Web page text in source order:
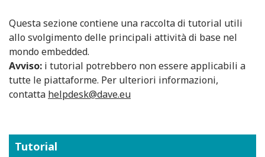
Questa sezione contiene una raccolta di tutorial utili
allo svolgimento delle principali attività di base nel
mondo embedded.
Avviso: i tutorial potrebbero non essere applicabili a
tutte le piattaforme. Per ulteriori informazioni,
contatta helpdesk@dave.eu
Tutorial